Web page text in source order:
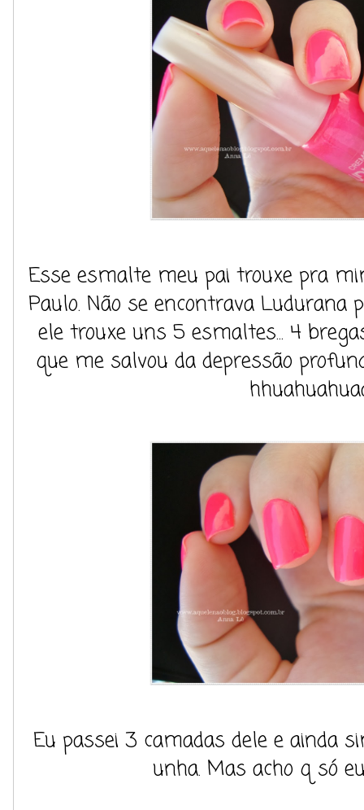
Esse esmalte meu pai trouxe pra
Paulo. Não se encontrava Ludurana
ele trouxe uns 5 esmaltes... 4
que me salvou da depressão
Eu passei 3 camadas dele e ainda
unha. Mas acho q só